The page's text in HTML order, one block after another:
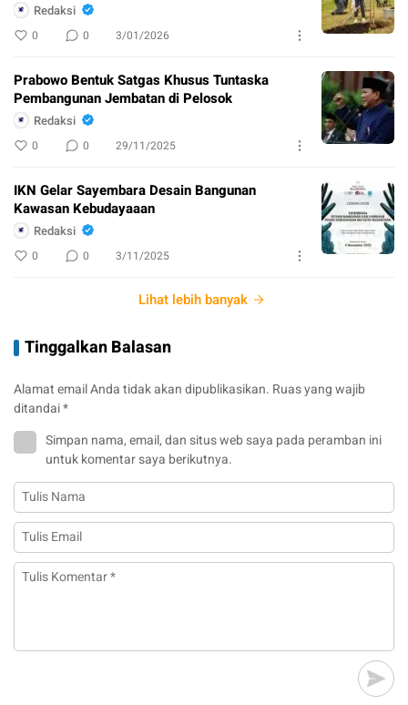
Redaksi
0 0 3/01/2026
Prabowo Bentuk Satgas Khusus Tuntaska
Pembangunan Jembatan di Pelosok
Redaksi
0 0 29/11/2025
IKN Gelar Sayembara Desain Bangunan
Kawasan Kebudayaaan
Redaksi
0 0 3/11/2025
Lihat lebih banyak
Tinggalkan Balasan
Alamat email Anda tidak akan dipublikasikan. Ruas yang wajib
ditandai*
Simpan nama, email, dan situs web saya pada peramban ini
untuk komentar saya berikutnya.